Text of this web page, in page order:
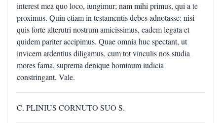
interest mea quo loco, iungimur; nam mihi primus, qui a te
proximus. Quin etiam in testamentis debes adnotasse: nisi
quis forte alterutri nostrum amicissimus, eadem legata et
quidem pariter accipimus. Quae omnia huc spectant, ut
invicem ardentius diligamus, cum tot vinculis nos studia
mores fama, suprema denique hominum iudicia
constringant. Vale.
C. PLINIUS CORNUTO SUO S.